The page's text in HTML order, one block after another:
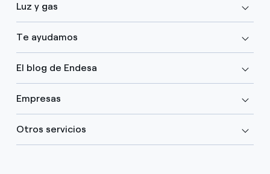
Luz y gas
Te ayudamos
El blog de Endesa
Empresas
Otros servicios